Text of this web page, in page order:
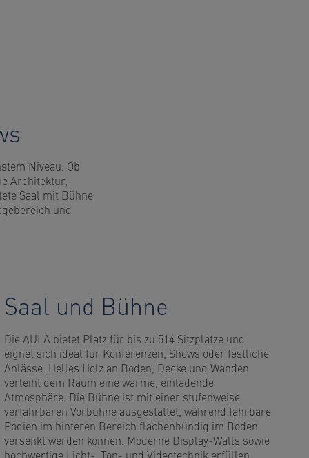
Niveau. Ob
Architektur,
Saal mit Bühne
und
Saal und Bühne
Die AULA bietet Platz für bis zu 514 Sitzplätze und
eignet sich ideal für Konferenzen, Shows oder festliche
Anlässe. Helles Holz an Boden, Decke und Wänden
verleiht dem Raum eine warme, einladende
Atmosphäre. Die Bühne ist mit einer stufenweise
verfahrbaren Vorbühne ausgestattet, während fahrbare
Podien im hinteren Bereich flächenbündig im Boden
versenkt werden können. Moderne Display-Walls sowie
hochwertige Licht-, Ton- und Videotechnik erfüllen